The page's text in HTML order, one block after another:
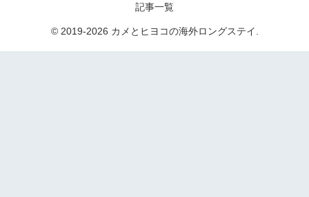
記事一覧
© 2019-2026 カメとヒヨコの海外ロングステイ.